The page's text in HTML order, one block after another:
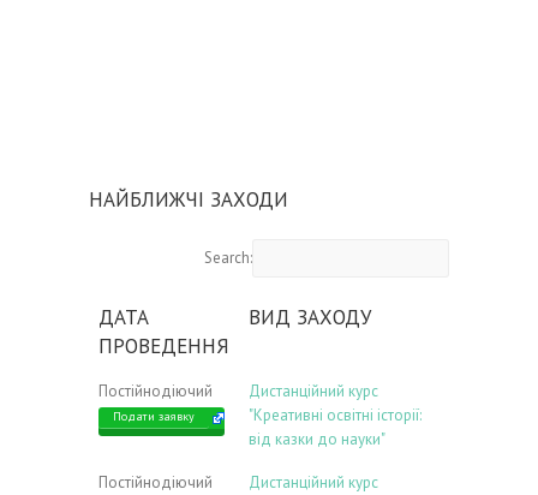
НАЙБЛИЖЧІ ЗАХОДИ
Search:
ДАТА
ПРОВЕДЕННЯ
ВИД ЗАХОДУ
Постійнодіючий
Подати заявку
Дистанційний курс
"Креативні освітні історії:
від казки до науки"
Постійнодіючий
Дистанційний курс